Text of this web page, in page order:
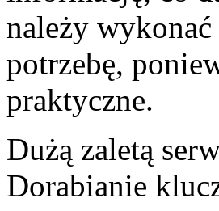
należy
potrzebę,
praktyczne.
Dużą zaletą
Dorabianie